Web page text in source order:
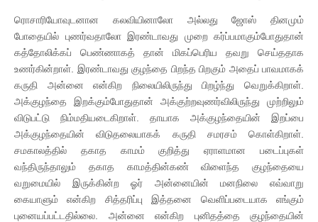
ரொசாரியோவுடனான கலவியினாலோ அல்லது ஜோஸ் தினமும்
போதையில் புணர்வதாலோ இரண்டாவது முறை கர்ப்பமாகும்போதுதான்
கத்தோலிக்கப் பெண்ணாகத் தான் மிகப்பெரிய தவறு செய்ததாக
உணர்கின்றாள். இரண்டாவது குழந்தை பிறந்த பிறகும் அதைப் பாவமாகக்
கருதி அன்னை என்கிற நிலையிலிருந்து பிறழ்ந்து வெறுக்கிறாள்.
அக்குழந்தை இறக்கும்போதுதான் அக்குற்றவுணர்விலிருந்து முற்றிலும்
விடுபட்டு நிம்மதியடைகிறாள். தாயாக அக்குழந்தையின் இறப்பை
அக்குழந்தையின் விடுதலையாகக் கருதி சமரசம் கொள்கிறாள்.
சமகாலத்தில் தகாத காமம் குறித்து ஏராளமான படைப்புகள்
வந்திருந்தாலும் தகாத காமத்தின்கண் விளைந்த குழந்தையை
வறுமையில் இருக்கின்ற ஓர் அன்னையின் மனநிலை எவ்வாறு
கையாளும் என்கிற சித்தரிப்பு இத்தனை வெளிப்படையாக எங்கும்
புனையப்பட்டதில்லை. அன்னை என்கிற புனிதத்தை குழந்தையின்